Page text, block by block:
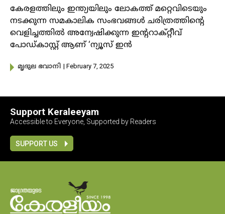
കേരളത്തിലും ഇന്ത്യയിലും ലോകത്ത് മറ്റെവിടെയും
നടക്കുന്ന സമകാലിക സംഭവങ്ങൾ ചരിത്രത്തിന്റെ
വെളിച്ചത്തിൽ അന്വേഷിക്കുന്ന ഇന്ററാക്റ്റീവ്
പോഡ്കാസ്റ്റ് ആണ് ‘ന്യൂസ് ഇൻ
മൃദുല ഭവാനി | February 7, 2025
Support Keraleeyam
Accessible to Everyone, Supported by Readers
SUPPORT US